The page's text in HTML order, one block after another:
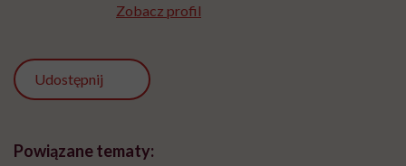
Zobacz profil
Udostępnij
Powiązane tematy: